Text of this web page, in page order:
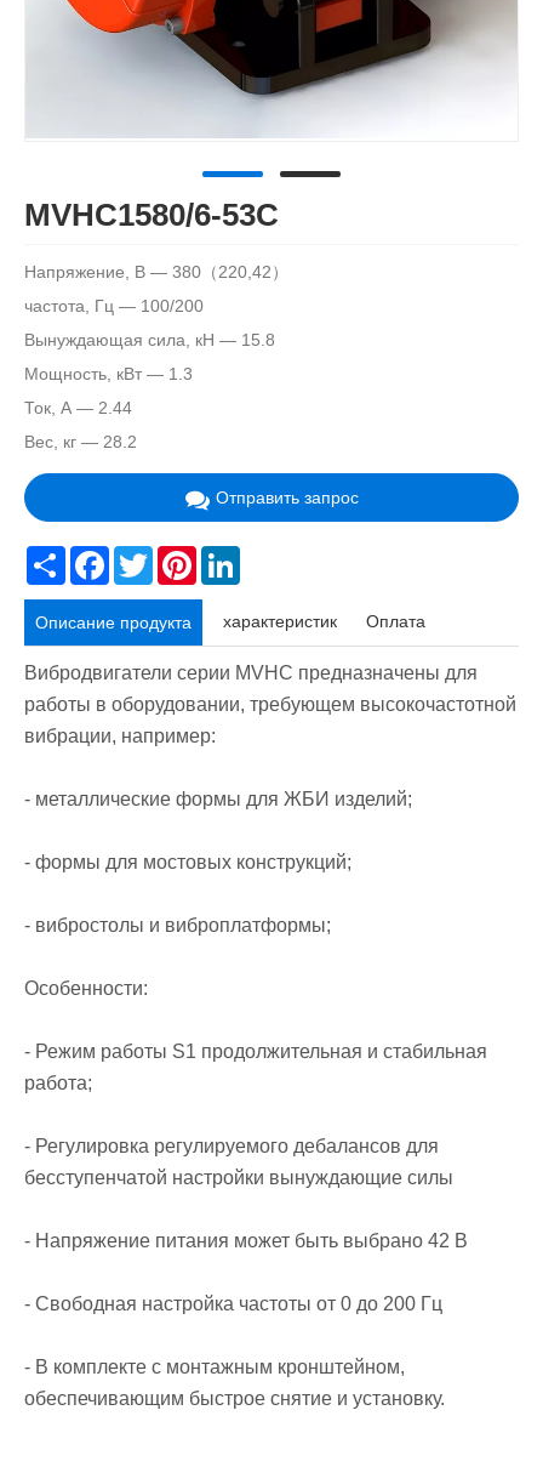
MVHC1580/6-53C
Напряжение, В — 380（220,42）
частота, Гц — 100/200
Вынуждающая сила, кН — 15.8
Мощность, кВт — 1.3
Ток, А — 2.44
Вес, кг — 28.2
Отправить запрос
Share Facebook
TwitterPinterest
Описание продукта характеристик Оплата
Вибродвигатели серии MVHC предназначены для
работы в оборудовании, требующем высокочастотной
вибрации, например:
- металлические формы для ЖБИ изделий;
- формы для мостовых конструкций;
- вибростолы и виброплатформы;
Особенности:
- Режим работы S1 продолжительная и стабильная
работа;
- Регулировка регулируемого дебалансов для
бесступенчатой настройки вынуждающие силы
- Напряжение питания может быть выбрано 42 В
- Свободная настройка частоты от 0 до 200 Гц
- В комплекте с монтажным кронштейном,
обеспечивающим быстрое снятие и установку.